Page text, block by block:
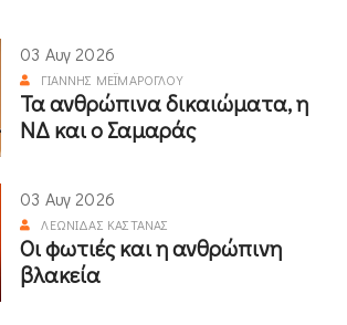
03 Αυγ 2026
ΓΙΆΝΝΗΣ ΜΕΪΜΆΡΟΓΛΟΥ
Τα ανθρώπινα δικαιώματα, η
ΝΔ και ο Σαμαράς
03 Αυγ 2026
ΛΕΩΝΊΔΑΣ ΚΑΣΤΑΝΆΣ
Οι φωτιές και η ανθρώπινη
βλακεία